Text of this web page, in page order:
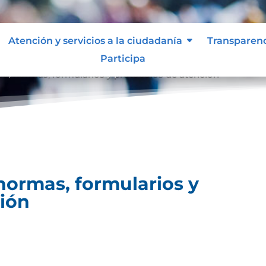
Atención y servicios a la ciudadanía
Participa
normas, formularios y protocolos de atención
formularios y